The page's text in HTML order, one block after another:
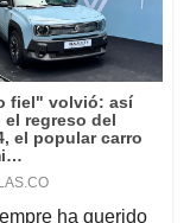
ha querido